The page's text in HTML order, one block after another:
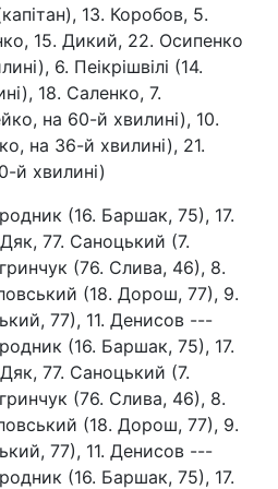
13. Коробов, 5.
15. Дикий, 22. Осипенко
6. Пеікрішвілі (14.
18. Саленко, 7.
на 60-й хвилині), 10.
на 36-й хвилині), 21.
й хвилині)
(16. Баршак, 75), 17.
77. Саноцький (7.
(76. Слива, 46), 8.
(18. Дорош, 77), 9.
77), 11. Денисов ---
(16. Баршак, 75), 17.
77. Саноцький (7.
(76. Слива, 46), 8.
(18. Дорош, 77), 9.
77), 11. Денисов ---
(16. Баршак, 75), 17.